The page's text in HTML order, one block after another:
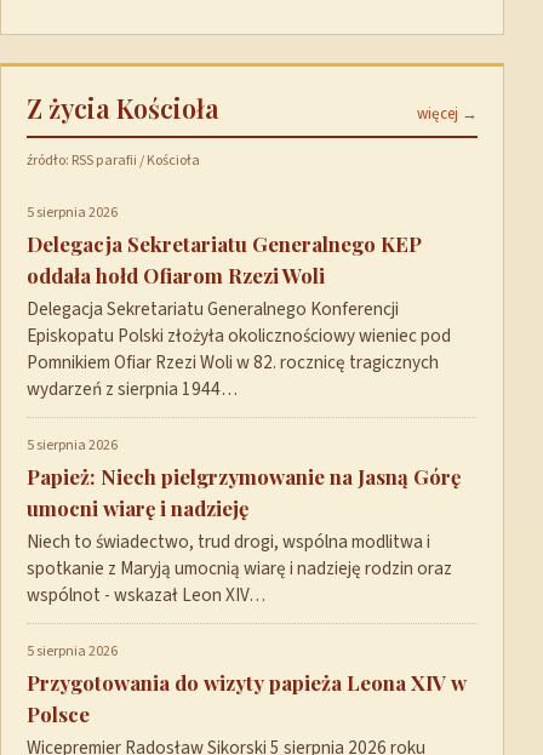
Z życia Kościoła więcej →
źródło: RSS parafii / Kościoła
5 sierpnia 2026
Delegacja Sekretariatu Generalnego KEP
oddała hołd Ofiarom Rzezi Woli
Delegacja Sekretariatu Generalnego Konferencji
Episkopatu Polski złożyła okolicznościowy wieniec pod
Pomnikiem Ofiar Rzezi Woli w 82. rocznicę tragicznych
wydarzeń z sierpnia 1944…
5 sierpnia 2026
Papież: Niech pielgrzymowanie na Jasną Górę
umocni wiarę i nadzieję
Niech to świadectwo, trud drogi, wspólna modlitwa i
spotkanie z Maryją umocnią wiarę i nadzieję rodzin oraz
wspólnot - wskazał Leon XIV…
5 sierpnia 2026
Przygotowania do wizyty papieża Leona XIV w
Polsce
Wicepremier Radosław Sikorski 5 sierpnia 2026 roku